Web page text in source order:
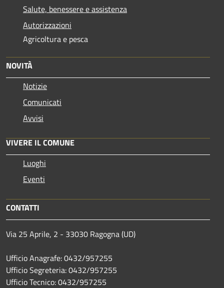
Salute, benessere e assistenza
Autorizzazioni
Agricoltura e pesca
NOVITÀ
Notizie
Comunicati
Avvisi
VIVERE IL COMUNE
Luoghi
Eventi
CONTATTI
Via 25 Aprile, 2 - 33030 Ragogna (UD)
Ufficio Anagrafe: 0432/957255
Ufficio Segreteria: 0432/957255
Ufficio Tecnico: 0432/957255